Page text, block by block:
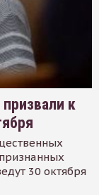
к
30 октября